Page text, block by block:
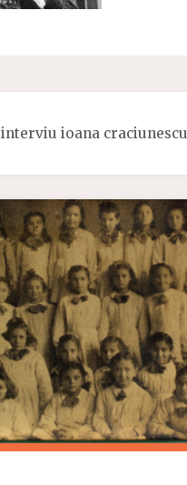
interviu ioana craciunescu